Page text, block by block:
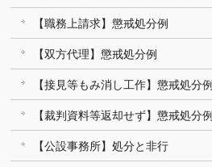
【職務上請求】懲戒処分例
【双方代理】懲戒処分例
【接見等もみ消し工作】懲戒処分例
【裁判資料等返却せず】懲戒処分例
【公設事務所】処分と非行